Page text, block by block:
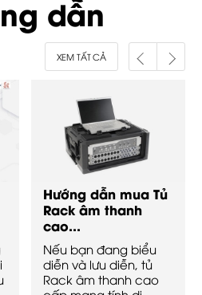
dẫn
XEM TẤT CẢ
Hướng dẫn mua Tủ
Rack âm thanh
cao...
Nếu bạn đang biểu
diễn và lưu diễn, tủ
Rack âm thanh cao